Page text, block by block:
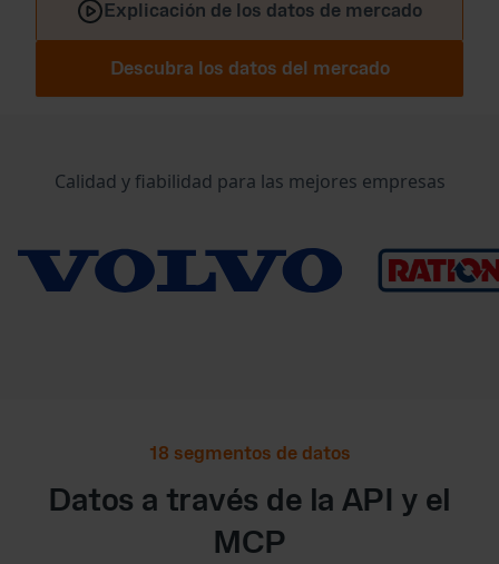
Explicación de los datos de mercado
Descubra los datos del mercado
Calidad y fiabilidad para las mejores empresas
18 segmentos de datos
Datos a través de la API y el
MCP